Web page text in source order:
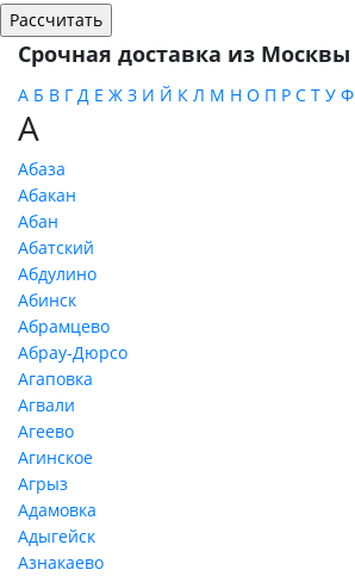
Срочная доставка из Москвы
А Б В Г Д Е Ж З И Й К Л М Н О П Р С Т У Ф
А
Абаза
Абакан
Абан
Абатский
Абдулино
Абинск
Абрамцево
Абрау-Дюрсо
Агаповка
Агвали
Агеево
Агинское
Агрыз
Адамовка
Адыгейск
Азнакаево